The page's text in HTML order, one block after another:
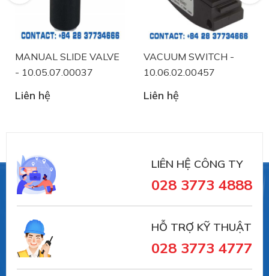
MANUAL SLIDE VALVE
- 10.05.07.00037
Liên hệ
VACUUM SWITCH -
10.06.02.00457
Liên hệ
LIÊN HỆ CÔNG TY
028 3773 4888
HỖ TRỢ KỸ THUẬT
028 3773 4777